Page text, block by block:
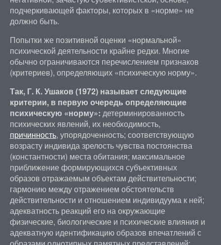
подчеркивающей факторы, которых в «норме» не
должно быть.
Попытки же позитивной оценки «нормальной»
психической деятельности крайне редки. Многие
обычно ограничиваются перечислением признаков
(критериев), определяющих «психическую норму».
Так, Г. К. Ушаков (1972) называет следующие
критерии, в первую очередь определяющие
психическую «норму»: детерминированность
психических явлений, их необходимость,
причинность, упорядоченность; соответствующую
возрасту индивида зрелость чувства постоянства
(константности) места обитания; максимальное
приближение формирующихся субъективных
образов отражаемым объектам действительности;
гармонию между отражением обстоятельств
действительности и отношением индивидуума к ней;
адекватность реакций его на окружающие
физические, биологические и психические влияния и
адекватную идентификацию образов впечатлений с